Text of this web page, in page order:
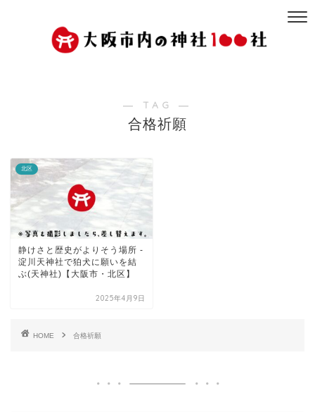
― TAG ―
合格祈願
北区
静けさと歴史がよりそう場所 -
淀川天神社で狛犬に願いを結
ぶ(天神社)【大阪市・北区】
2025年4月9日
HOME 合格祈願